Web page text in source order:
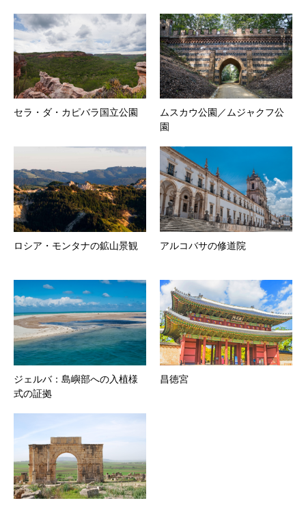
セラ・ダ・カピバラ国立公園
ムスカウ公園／ムジャクフ公
園
ロシア・モンタナの鉱山景観 アルコバサの修道院
ジェルバ：島嶼部への入植様
式の証拠
昌徳宮